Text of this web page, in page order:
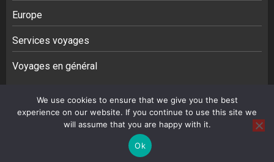
Europe
Services voyages
Voyages en général
Afrique Amérique Asie Autres destinations Europe
Services voyages Contact
Copyright © All rights reserved.|
We use cookies to ensure that we give you the best
experience on our website. If you continue to use this site we
will assume that you are happy with it.
Ok